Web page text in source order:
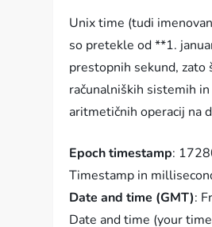
Unix time (tudi
so pretekle od **1.
prestopnih sekund, zato
računalniških sistemih
aritmetičnih operacij na
Epoch timestamp:
Timestamp in
Date and time (GMT):
Date and time (your